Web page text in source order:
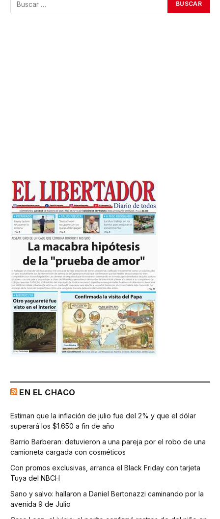
EN EL CHACO
Estiman que la inflación de julio fue del 2% y que el dólar
superará los $1.650 a fin de año
Barrio Barberan: detuvieron a una pareja por el robo de una
camioneta cargada con cosméticos
Con promos exclusivas, arranca el Black Friday con tarjeta
Tuya del NBCH
Sano y salvo: hallaron a Daniel Bertonazzi caminando por la
avenida 9 de Julio